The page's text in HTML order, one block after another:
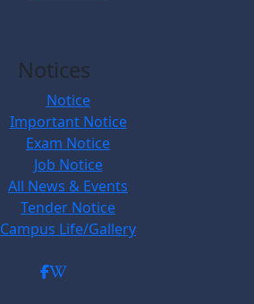
Notices
Notice
Important Notice
Exam Notice
Job Notice
All News & Events
Tender Notice
Campus Life/Gallery